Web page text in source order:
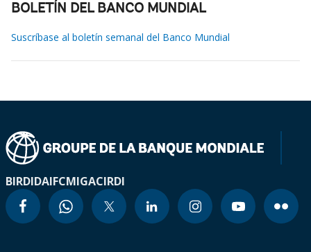
BOLETÍN DEL BANCO MUNDIAL
Suscríbase al boletín semanal del Banco Mundial
BIRDIDAIFCMIGACIRDI